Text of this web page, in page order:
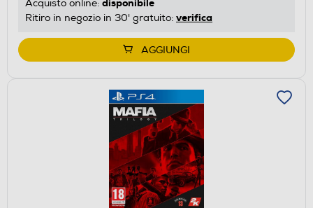
Acquisto online: disponibile
Ritiro in negozio in 30' gratuito: verifica
AGGIUNGI